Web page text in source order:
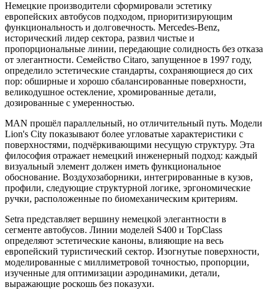
Немецкие производители сформировали эстетику
европейских автобусов подходом, приоритизирующим
функциональность и долговечность. Mercedes-Benz,
исторический лидер сектора, развил чистые и
пропорциональные линии, передающие солидность без отказа
от элегантности. Семейство Citaro, запущенное в 1997 году,
определило эстетические стандарты, сохраняющиеся до сих
пор: обширные и хорошо сбалансированные поверхности,
великодушное остекление, хромированные детали,
дозированные с умеренностью.
MAN прошёл параллельный, но отличительный путь. Модели
Lion's City показывают более угловатые характеристики с
поверхностями, подчёркивающими несущую структуру. Эта
философия отражает немецкий инженерный подход: каждый
визуальный элемент должен иметь функциональное
обоснование. Воздухозаборники, интегрированные в кузов,
профили, следующие структурной логике, эргономические
ручки, расположенные по биомеханическим критериям.
Setra представляет вершину немецкой элегантности в
сегменте автобусов. Линии моделей S400 и TopClass
определяют эстетические каноны, влияющие на весь
европейский туристический сектор. Изогнутые поверхности,
моделированные с миллиметровой точностью, пропорции,
изученные для оптимизации аэродинамики, детали,
выражающие роскошь без показухи.